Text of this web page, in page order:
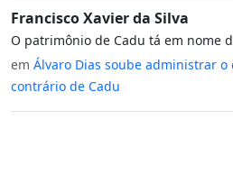
Francisco Xavier da Silva
O patrimônio de Cadu tá em nome
em Álvaro Dias soube administrar
contrário de Cadu